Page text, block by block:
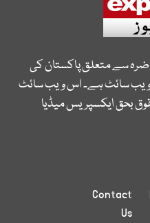
سے متعلق پاکستان کی
ویب سائٹ ہے۔ اس ویب سائٹ
بحق ایکسپریس میڈیا
Contact
Us